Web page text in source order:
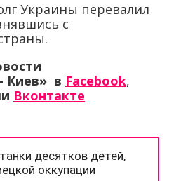
Украины перевалил
с
Киев» в Facebook,
Вконтакте